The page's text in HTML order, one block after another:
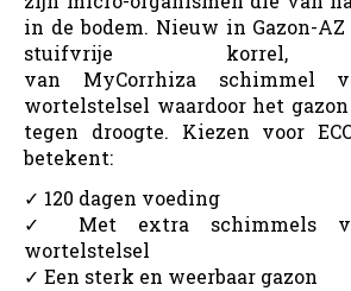
in de bodem. Nieuw in Gazon-
stuifvrije korrel,
van MyCorrhiza schimmel
wortelstelsel waardoor het
tegen droogte. Kiezen voor
betekent:
✓ 120 dagen voeding
✓ Met extra schimmels
wortelstelsel
✓ Een sterk en weerbaar gazon